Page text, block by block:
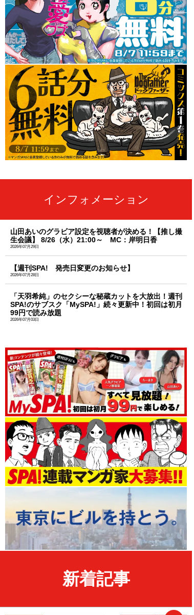
インフォメーション
山田あいのグラビア設定を視聴者が決める！【推し撮
生会議】 8/26（水）21:00～ MC：岸明日香
2026年07月29日
【週刊SPA! 発売日変更のお知らせ】
2026年07月28日
「天羽希純」のセクシーな秘蔵カットを大放出！週刊
SPA!のサブスク「MySPA!」続々更新中！初回は初月
99円で読み放題
2026年07月03日
新着記事